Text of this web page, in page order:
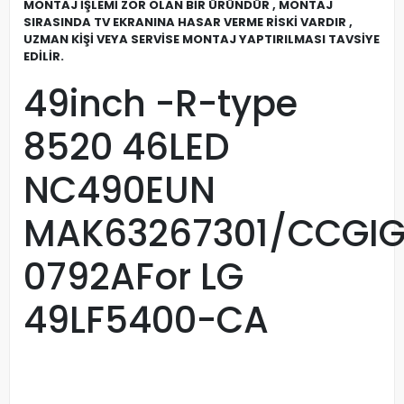
MONTAJ İŞLEMİ ZOR OLAN BİR ÜRÜNDÜR , MONTAJ
SIRASINDA TV EKRANINA HASAR VERME RİSKİ VARDIR ,
UZMAN KİŞİ VEYA SERVİSE MONTAJ YAPTIRILMASI TAVSİYE
EDİLİR.
49inch -R-type
8520 46LED
NC490EUN
MAK63267301/
0792AFor LG
49LF5400-CA